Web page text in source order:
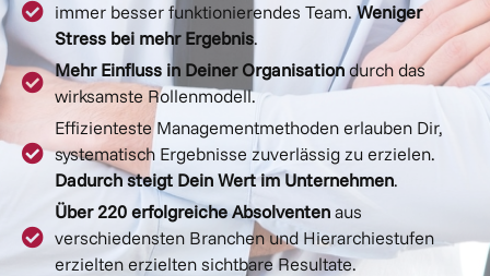
immer besser funktionierendes Team.Weniger
Stress bei mehr Ergebnis.
Mehr Einfluss in Deiner Organisationdurch das
wirksamste Rollenmodell.
Effizienteste Managementmethoden erlauben Dir,
systematisch Ergebnisse zuverlässig zu erzielen.
Dadurch steigt Dein Wert im Unternehmen.
Über 220 erfolgreiche Absolventen aus
verschiedensten Branchen und Hierarchiestufen
erzielten erzielten sichtbare Resultate.